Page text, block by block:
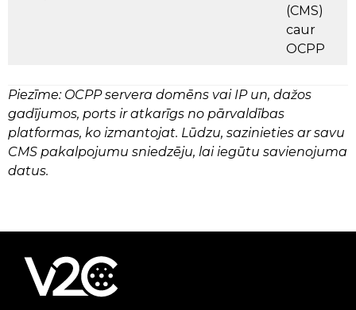
(CMS)
caur
OCPP
Piezīme: OCPP servera domēns vai IP un, dažos
gadījumos, ports ir atkarīgs no pārvaldības
platformas, ko izmantojat. Lūdzu, sazinieties ar savu
CMS pakalpojumu sniedzēju, lai iegūtu savienojuma
datus.